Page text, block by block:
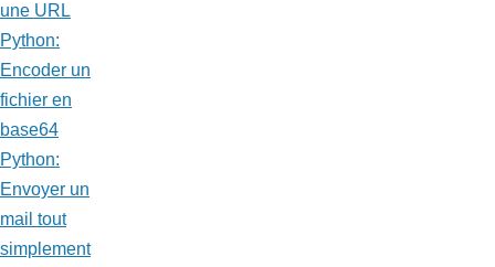
une URL
Python:
Encoder un
fichier en
base64
Python:
Envoyer un
mail tout
simplement